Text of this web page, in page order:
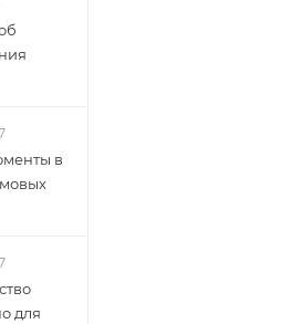
в
для